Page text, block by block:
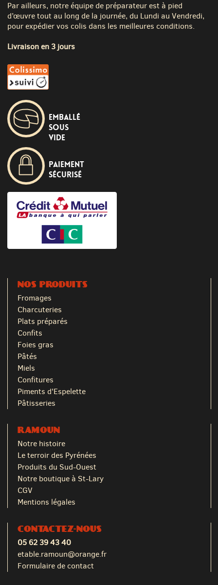
Par ailleurs, notre équipe de préparateur est à pied
d’œuvre tout au long de la journée, du Lundi au Vendredi,
pour expédier vos colis dans les meilleures conditions.
Livraison en 3 jours
Emballé
sous
vide
Paiement
sécurisé
NOS PRODUITS
Fromages
Charcuteries
Plats préparés
Confits
Foies gras
Pâtés
Miels
Confitures
Piments d'Espelette
Pâtisseries
RAMOUN
Notre histoire
Le terroir des Pyrénées
Produits du Sud-Ouest
Notre boutique à St-Lary
CGV
Mentions légales
CONTACTEZ-NOUS
05 62 39 43 40
etable.ramoun@orange.fr
Formulaire de contact